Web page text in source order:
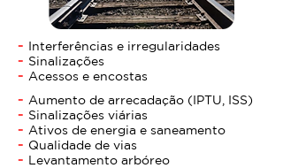
- Interferências e irregularidades
- Sinalizações
- Acessos e encostas
- Aumento de arrecadação (IPTU, ISS)
- Sinalizações viárias
- Ativos de energia e saneamento
- Qualidade de vias
- Levantamento arbóreo